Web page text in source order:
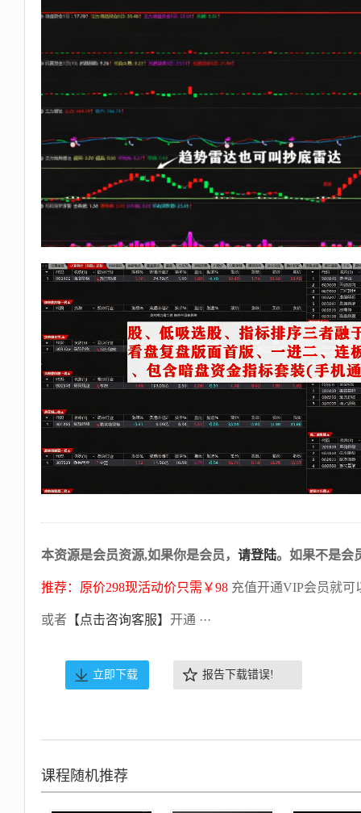
本资源是会员资源,如果你是会员， 请登陆。如果不是会
推荐：原价298现活动价只需￥98 充值开通VIP会员就可
或者 【点击咨询客服】 开通 ···
立即下载 报告下载错误!
课程随机推荐